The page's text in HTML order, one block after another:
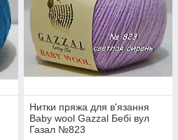
Нитки пряжа для в'язання
Baby wool Gazzal Бебі вул
Газал №823